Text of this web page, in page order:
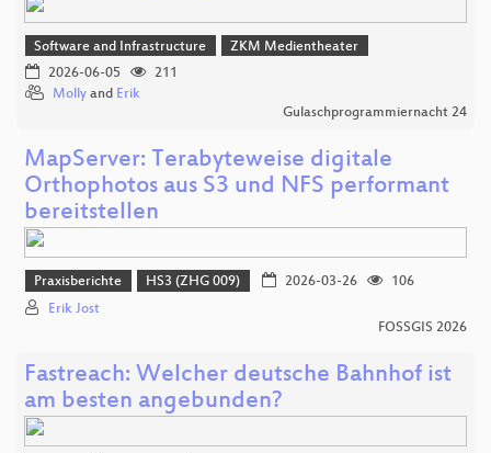
Software and Infrastructure
ZKM Medientheater
2026-06-05
211
Molly and Erik
Gulaschprogrammiernacht 24
MapServer: Terabyteweise digitale
Orthophotos aus S3 und NFS performant
bereitstellen
Praxisberichte HS3 (ZHG 009) 2026-03-26
106
Erik Jost
FOSSGIS 2026
Fastreach: Welcher deutsche Bahnhof ist
am besten angebunden?